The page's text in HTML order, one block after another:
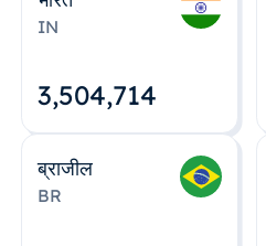
IN
3,504,715
ब्राजील
BR